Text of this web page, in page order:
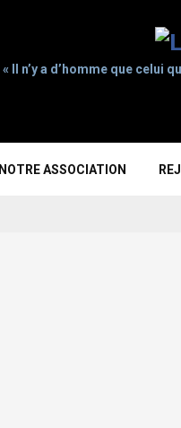
« Il n’y a d’homme que celui
NOTRE ASSOCIATION